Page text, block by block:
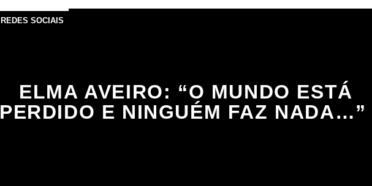
REDES SOCIAIS
ELMA AVEIRO: “O MUNDO ESTÁ
PERDIDO E NINGUÉM FAZ NADA…”